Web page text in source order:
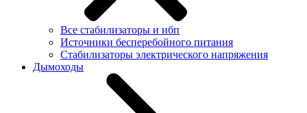
Все стабилизаторы и ибп
Источники бесперебойного питания
Стабилизаторы электрического напряжения
Дымоходы